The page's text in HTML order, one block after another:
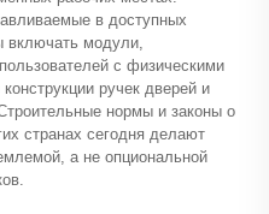
в доступных
включать модули,
с физическими
ручек дверей и
нормы и законы о
странах сегодня делают
а не опциональной